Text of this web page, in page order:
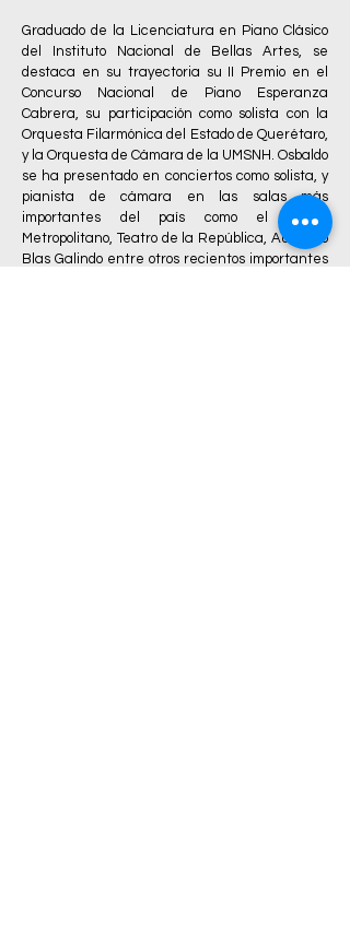
Graduado de la Licenciatura en Piano Clásico
del Instituto Nacional de Bellas Artes, se
destaca en su trayectoria su II Premio en el
Concurso Nacional de Piano Esperanza
Cabrera, su participación como solista con la
Orquesta Filarmónica del Estado de Querétaro,
y la Orquesta de Cámara de la UMSNH. Osbaldo
se ha presentado en conciertos como solista, y
pianista de cámara en las salas más
importantes del país como el Teatro
Metropolitano, Teatro de la República, Auditorio
Blas Galindo entre otros recientos importantes